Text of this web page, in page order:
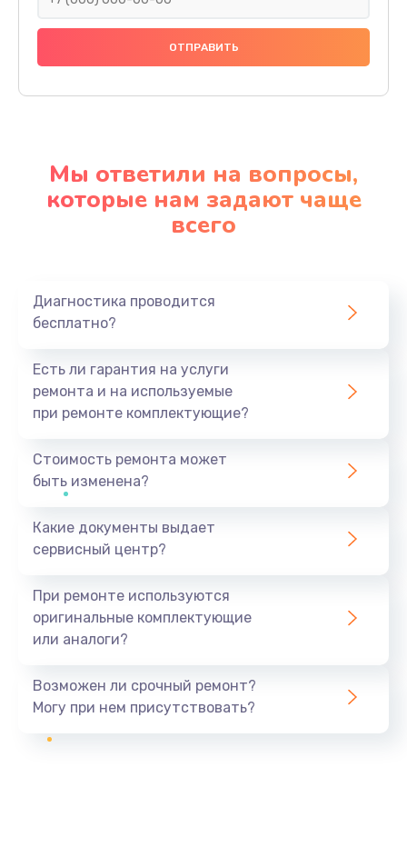
Мы ответили на вопросы,
которые нам задают чаще
всего
Диагностика проводится
бесплатно?
Есть ли гарантия на услуги
ремонта и на используемые
при ремонте комплектующие?
Стоимость ремонта может
быть изменена?
Какие документы выдает
сервисный центр?
При ремонте используются
оригинальные комплектующие
или аналоги?
Возможен ли срочный ремонт?
Могу при нем присутствовать?